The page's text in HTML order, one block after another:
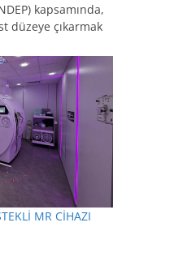
kapsamında,
düzeye çıkarmak
MR CİHAZI